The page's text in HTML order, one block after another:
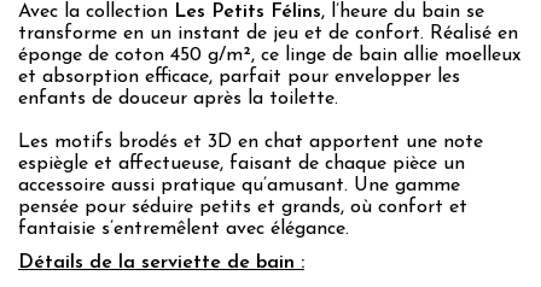
Avec la collection Les Petits Félins, l’heure du bain se
transforme en un instant de jeu et de confort. Réalisé en
éponge de coton 450 g/m², ce linge de bain allie moelleux
et absorption efficace, parfait pour envelopper les
enfants de douceur après la toilette.
Les motifs brodés et 3D en chat apportent une note
espiègle et affectueuse, faisant de chaque pièce un
accessoire aussi pratique qu’amusant. Une gamme
pensée pour séduire petits et grands, où confort et
fantaisie s’entremêlent avec élégance.
Détails de la serviette de bain :